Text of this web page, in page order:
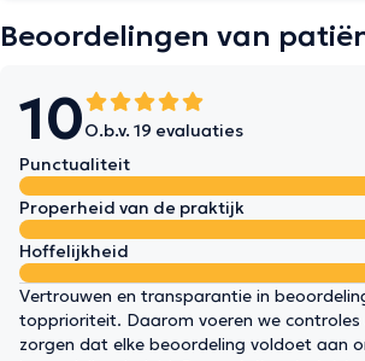
Beoordelingen van
10O.b.v. 19 evaluaties
Punctualiteit
Properheid van de praktijk
Hoffelijkheid
Vertrouwen en transparantie in
topprioriteit. Daarom voeren we
zorgen dat elke beoordeling voldoet aan